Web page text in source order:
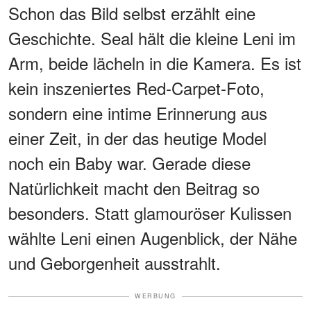
Schon das Bild selbst erzählt eine
Geschichte. Seal hält die kleine Leni im
Arm, beide lächeln in die Kamera. Es ist
kein inszeniertes Red-Carpet-Foto,
sondern eine intime Erinnerung aus
einer Zeit, in der das heutige Model
noch ein Baby war. Gerade diese
Natürlichkeit macht den Beitrag so
besonders. Statt glamouröser Kulissen
wählte Leni einen Augenblick, der Nähe
und Geborgenheit ausstrahlt.
WERBUNG